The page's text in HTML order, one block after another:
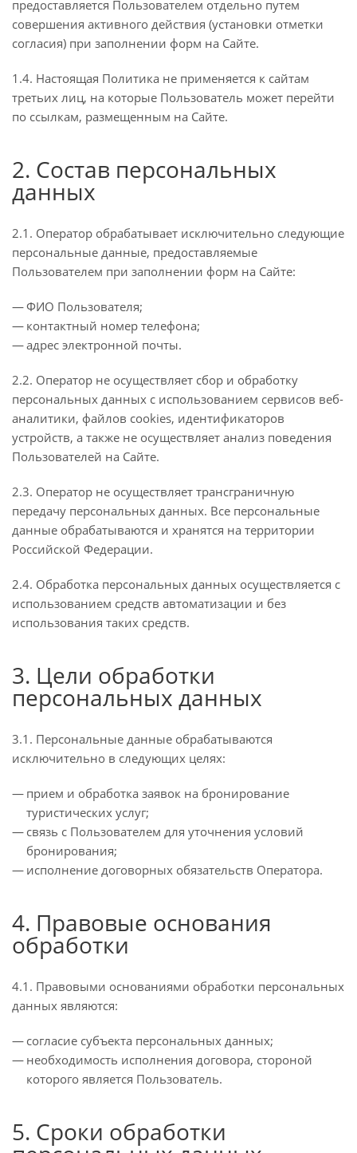
предоставляется Пользователем отдельно путем
совершения активного действия (установки отметки
согласия) при заполнении форм на Сайте.
1.4. Настоящая Политика не применяется к сайтам
третьих лиц, на которые Пользователь может перейти
по ссылкам, размещенным на Сайте.
2. Состав персональных
данных
2.1. Оператор обрабатывает исключительно следующие
персональные данные, предоставляемые
Пользователем при заполнении форм на Сайте:
ФИО Пользователя;
контактный номер телефона;
адрес электронной почты.
2.2. Оператор не осуществляет сбор и обработку
персональных данных с использованием сервисов веб-
аналитики, файлов cookies, идентификаторов
устройств, а также не осуществляет анализ поведения
Пользователей на Сайте.
2.3. Оператор не осуществляет трансграничную
передачу персональных данных. Все персональные
данные обрабатываются и хранятся на территории
Российской Федерации.
2.4. Обработка персональных данных осуществляется с
использованием средств автоматизации и без
использования таких средств.
3. Цели обработки
персональных данных
3.1. Персональные данные обрабатываются
исключительно в следующих целях:
прием и обработка заявок на бронирование
туристических услуг;
связь с Пользователем для уточнения условий
бронирования;
исполнение договорных обязательств Оператора.
4. Правовые основания
обработки
4.1. Правовыми основаниями обработки персональных
данных являются:
согласие субъекта персональных данных;
необходимость исполнения договора, стороной
которого является Пользователь.
5. Сроки обработки